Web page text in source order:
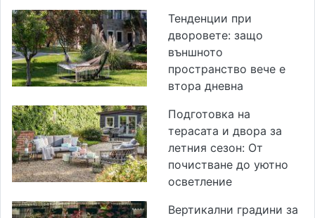
Тенденции при
дворовете: защо
външното
пространство вече е
втора дневна
Подготовка на
терасата и двора за
летния сезон: От
почистване до уютно
осветление
Вертикални градини за